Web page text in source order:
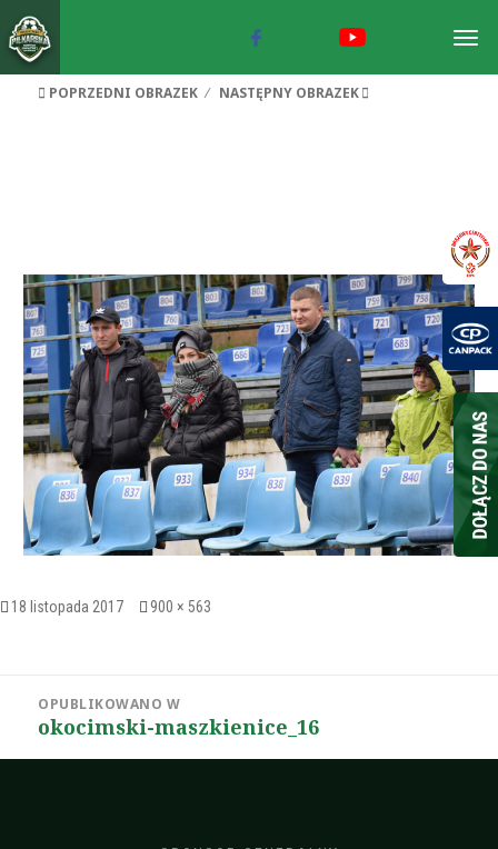
POPRZEDNI OBRAZEK NASTĘPNY OBRAZEK
Opublikowano
18 listopada 2017
Pełny
900 × 563
Nawigacja
wpisu
OPUBLIKOWANO W
okocimski-maszkienice_16